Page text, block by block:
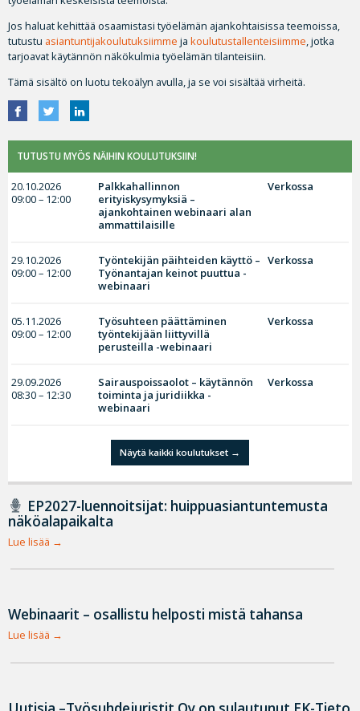
Jos haluat kehittää osaamistasi työelämän ajankohtaisissa teemoissa,
tutustu asiantuntijakoulutuksiimme ja koulutustallenteisiimme, jotka
tarjoavat käytännön näkökulmia työelämän tilanteisiin.
Tämä sisältö on luotu tekoälyn avulla, ja se voi sisältää virheitä.
TUTUSTU MYÖS NÄIHIN KOULUTUKSIIN!
20.10.2026
09:00 – 12:00
Palkkahallinnon
erityiskysymyksiä –
ajankohtainen webinaari alan
ammattilaisille
Verkossa
29.10.2026
09:00 – 12:00
Työntekijän päihteiden käyttö –
Työnantajan keinot puuttua -
webinaari
Verkossa
05.11.2026
09:00 – 12:00
Työsuhteen päättäminen
työntekijään liittyvillä
perusteilla -webinaari
Verkossa
29.09.2026
08:30 – 12:30
Sairauspoissaolot – käytännön
toiminta ja juridiikka -
webinaari
Verkossa
Näytä kaikki koulutukset
EP2027-luennoitsijat: huippuasiantuntemusta
näköalapaikalta
Lue lisää
Webinaarit – osallistu helposti mistä tahansa
Lue lisää